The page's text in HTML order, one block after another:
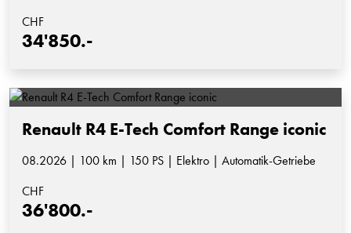
CHF
34'850.-
Renault R4 E-Tech Comfort Range iconic
08.2026 | 100 km | 150 PS | Elektro | Automatik-Getriebe
CHF
36'800.-